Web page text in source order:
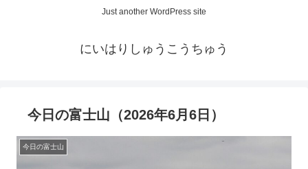
Just another WordPress site
にいはりしゅうこうちゅう
今日の富士山（2026年6月6日）
今日の富士山